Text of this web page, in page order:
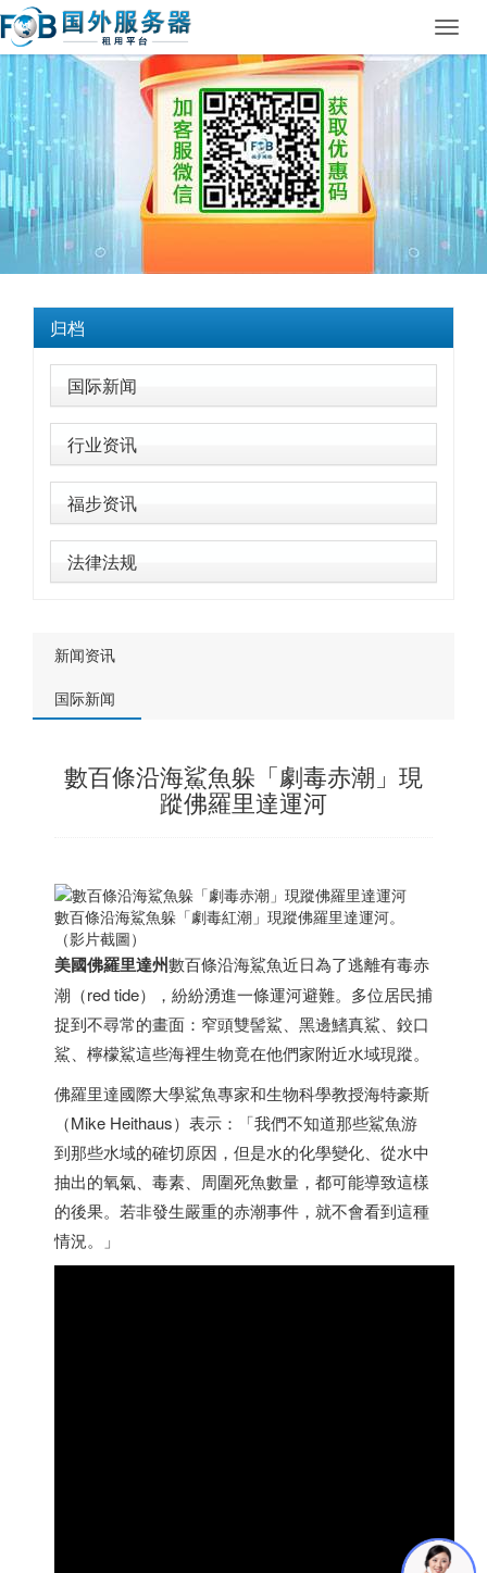
归档
国际新闻
行业资讯
福步资讯
法律法规
新闻资讯
国际新闻
數百條沿海鯊魚躲「劇毒赤潮」現
蹤佛羅里達運河
數百條沿海鯊魚躲「劇毒紅潮」現蹤佛羅里達運河。
（影片截圖）
美國佛羅里達州數百條沿海鯊魚近日為了逃離有毒赤
潮（red tide），紛紛湧進一條運河避難。多位居民捕
捉到不尋常的畫面：窄頭雙髻鯊、黑邊鰭真鯊、鉸口
鯊、檸檬鯊這些海裡生物竟在他們家附近水域現蹤。
佛羅里達國際大學鯊魚專家和生物科學教授海特豪斯
（Mike Heithaus）表示：「我們不知道那些鯊魚游
到那些水域的確切原因，但是水的化學變化、從水中
抽出的氧氣、毒素、周圍死魚數量，都可能導致這樣
的後果。若非發生嚴重的赤潮事件，就不會看到這種
情況。」